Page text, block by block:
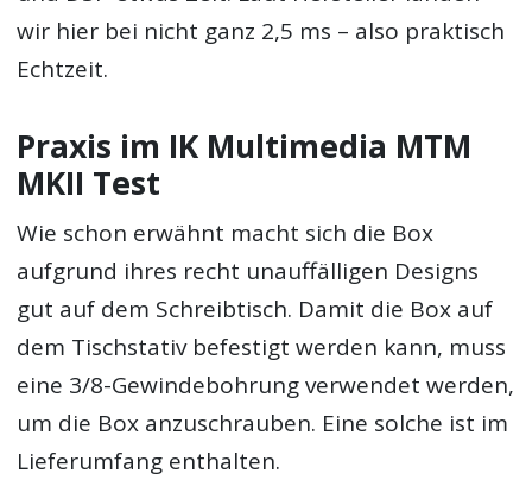
wir hier bei nicht ganz 2,5 ms – also praktisch
Echtzeit.
Praxis im IK Multimedia MTM
MKII Test
Wie schon erwähnt macht sich die Box
aufgrund ihres recht unauffälligen Designs
gut auf dem Schreibtisch. Damit die Box auf
dem Tischstativ befestigt werden kann, muss
eine 3/8-Gewindebohrung verwendet werden,
um die Box anzuschrauben. Eine solche ist im
Lieferumfang enthalten.